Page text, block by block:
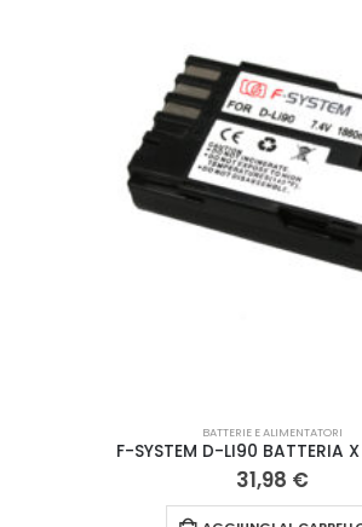
BATTERIE E ALIMENTATORI
F-SYSTEM D-LI90 BATTERIA X
31,98 €